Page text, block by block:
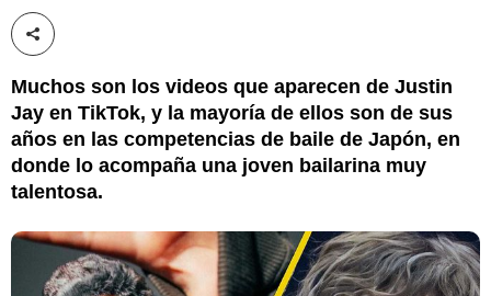
Compartir esta noticia
Muchos son los videos que aparecen de Justin
Jay en TikTok, y la mayoría de ellos son de sus
años en las competencias de baile de Japón, en
donde lo acompaña una joven bailarina muy
talentosa.